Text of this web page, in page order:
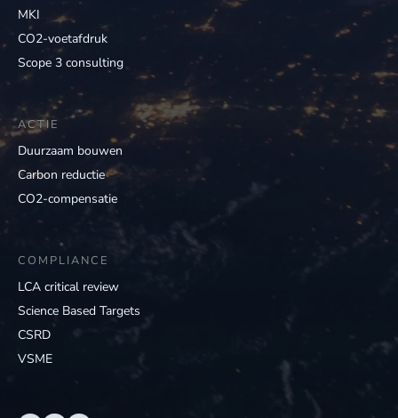
MKI
CO2-voetafdruk
Scope 3 consulting
ACTIE
Duurzaam bouwen
Carbon reductie
CO2-compensatie
COMPLIANCE
LCA critical review
Science Based Targets
CSRD
VSME